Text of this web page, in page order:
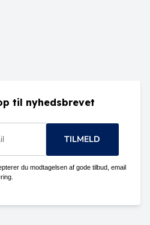
til nyhedsbrevet
TILMELD
du modtagelsen af gode tilbud, email